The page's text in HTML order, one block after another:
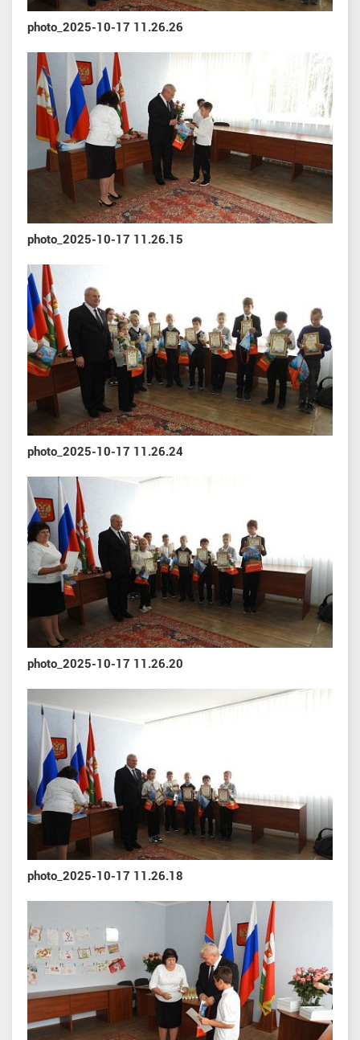
photo_2025-10-17 11.26.26
photo_2025-10-17 11.26.15
photo_2025-10-17 11.26.24
photo_2025-10-17 11.26.20
photo_2025-10-17 11.26.18